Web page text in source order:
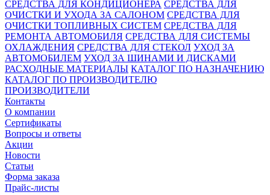
СРЕДСТВА ДЛЯ КОНДИЦИОНЕРА СРЕДСТВА ДЛЯ
ОЧИСТКИ И УХОДА ЗА САЛОНОМ СРЕДСТВА ДЛЯ
ОЧИСТКИ ТОПЛИВНЫХ СИСТЕМ СРЕДСТВА ДЛЯ
РЕМОНТА АВТОМОБИЛЯ СРЕДСТВА ДЛЯ СИСТЕМЫ
ОХЛАЖДЕНИЯ СРЕДСТВА ДЛЯ СТЕКОЛ УХОД ЗА
АВТОМОБИЛЕМ УХОД ЗА ШИНАМИ И ДИСКАМИ
РАСХОДНЫЕ МАТЕРИАЛЫ КАТАЛОГ ПО НАЗНАЧЕНИЮ
КАТАЛОГ ПО ПРОИЗВОДИТЕЛЮ
ПРОИЗВОДИТЕЛИ
Контакты
О компании
Сертификаты
Вопросы и ответы
Акции
Новости
Статьи
Форма заказа
Прайс-листы